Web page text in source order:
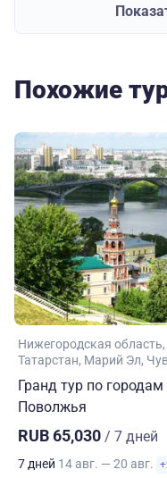
Похожие
Нижегородская область
Татарстан Марий Эл
Гранд тур по городам
Поволжья
RUB 65,030 / 7 дней
7 дней 14 авг. — 20 авг.